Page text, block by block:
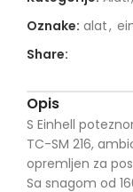
Oznake: alat,
Share:
Opis
S Einhell
TC-SM 216,
opremljen za
Sa snagom od